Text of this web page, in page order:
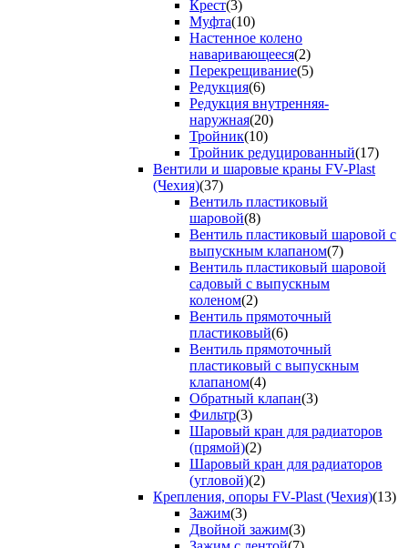
Крест(3)
Муфта(10)
Настенное колено
наваривающееся(2)
Перекрещивание(5)
Редукция(6)
Редукция внутренняя-
наружная(20)
Тройник(10)
Тройник редуцированный(17)
Вентили и шаровые краны FV-Plast
(Чехия)(37)
Вентиль пластиковый
шаровой(8)
Вентиль пластиковый шаровой с
выпускным клапаном(7)
Вентиль пластиковый шаровой
садовый с выпускным
коленом(2)
Вентиль прямоточный
пластиковый(6)
Вентиль прямоточный
пластиковый с выпускным
клапаном(4)
Обратный клапан(3)
Фильтр(3)
Шаровый кран для радиаторов
(прямой)(2)
Шаровый кран для радиаторов
(угловой)(2)
Крепления, опоры FV-Plast (Чехия)(13)
Зажим(3)
Двойной зажим(3)